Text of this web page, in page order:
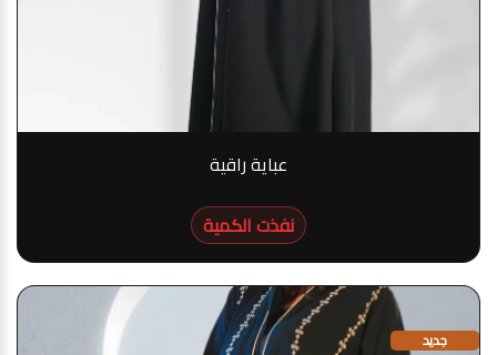
عباية راقية
نفذت الكمية
جديد